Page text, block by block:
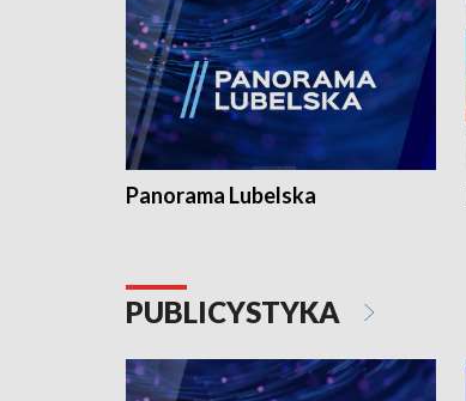
Panorama Lubelska
PUBLICYSTYKA